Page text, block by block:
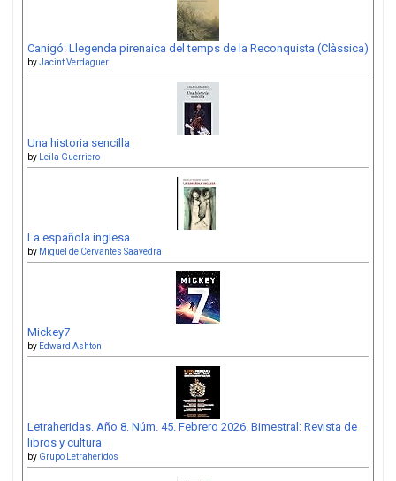
Canigó: Llegenda pirenaica del temps de la Reconquista (Clàssica)
byJacint Verdaguer
Una historia sencilla
by Leila Guerriero
La española inglesa
by Miguel de Cervantes Saavedra
Mickey7
by Edward Ashton
Letraheridas. Año 8. Núm. 45. Febrero 2026. Bimestral: Revista de
libros y cultura
by Grupo Letraheridos